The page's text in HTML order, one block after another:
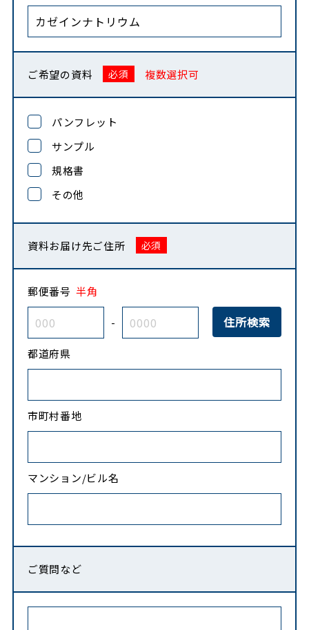
ご希望の資料 複数選択可
パンフレット
サンプル
規格書
その他
資料お届け先ご住所
郵便番号 半角
-
都道府県
市町村番地
マンション/ビル名
ご質問など